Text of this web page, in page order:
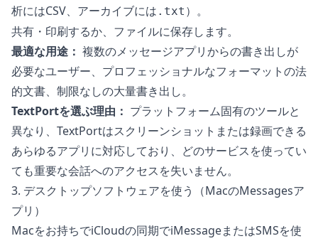
析にはCSV、アーカイブには .txt ）。
共有・印刷するか、ファイルに保存します。
最適な用途： 複数のメッセージアプリからの書き出しが
必要なユーザー、プロフェッショナルなフォーマットの法
的文書、制限なしの大量書き出し。
TextPortを選ぶ理由： プラットフォーム固有のツールと
異なり、TextPortはスクリーンショットまたは録画できる
あらゆるアプリに対応しており、どのサービスを使ってい
ても重要な会話へのアクセスを失いません。
3. デスクトップソフトウェアを使う（MacのMessagesア
プリ）
Macをお持ちでiCloudの同期でiMessageまたはSMSを使